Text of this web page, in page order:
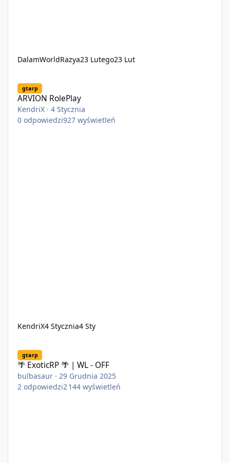
DalamWorldRazya23 Lutego23 Lut
gtarp
ARVION RolePlay
KendriX ·4 Stycznia
0 odpowiedzi927 wyświetleń
KendriX4 Stycznia4 Sty
gtarp
🌴 ExoticRP 🌴 | WL - OFF
bulbasaur ·29 Grudnia 2025
2 odpowiedzi2 144 wyświetleń